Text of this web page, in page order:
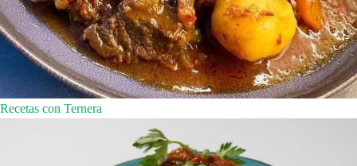
Recetas con Ternera